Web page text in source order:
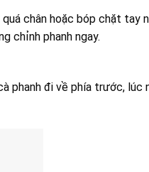
chân hoặc bóp chặt tay
chỉnh phanh ngay.
phanh đi về phía trước, lúc